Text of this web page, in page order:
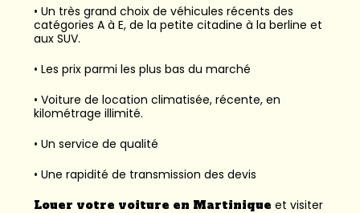
• Un très grand choix de véhicules récents des
catégories A à E, de la petite citadine à la berline et
aux SUV.
• Les prix parmi les plus bas du marché
• Voiture de location climatisée, récente, en
kilométrage illimité.
• Un service de qualité
• Une rapidité de transmission des devis
Louer votre voiture en Martinique et visiter